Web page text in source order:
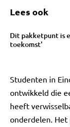
Lees ook
Dit pakketpunt is
toekomst'
Studenten in
ontwikkeld die
heeft
onderdelen.